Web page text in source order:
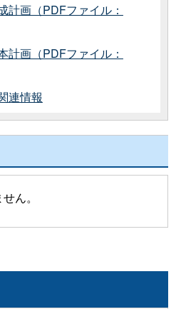
計画（PDFファイル：
計画（PDFファイル：
連情報
ん。